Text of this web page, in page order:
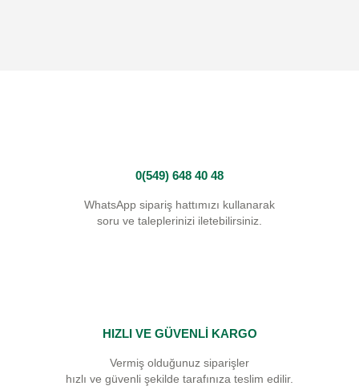
0(549) 648 40 48
WhatsApp sipariş hattımızı kullanarak
soru ve taleplerinizi iletebilirsiniz.
HIZLI VE GÜVENLİ KARGO
Vermiş olduğunuz siparişler
hızlı ve güvenli şekilde tarafınıza teslim edilir.